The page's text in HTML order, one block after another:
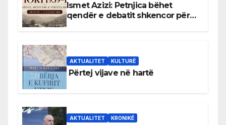
Ismet Azizi: Petnjica bëhet
qendër e debatit shkencor për
AKTUALITET KULTURË
Përtej vijave në hartë
AKTUALITET KRONIKË